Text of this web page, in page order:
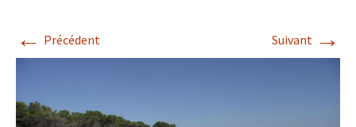
← Précédent Suivant →